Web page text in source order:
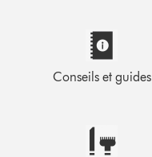
Conseils et guides